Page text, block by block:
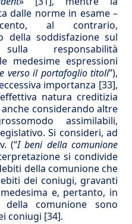
dalle norme in esame –
al contrario,
della soddisfazione sul
responsabilità
medesime espressioni
verso il portafoglio titoli”),
importanza [33],
natura creditizia
considerando altre
assimilabili,
Si consideri, ad
(“Ibeni della comunione
si condivide
della comunione che
dei coniugi, gravanti
e, pertanto, in
comunione sono
coniugi [34].